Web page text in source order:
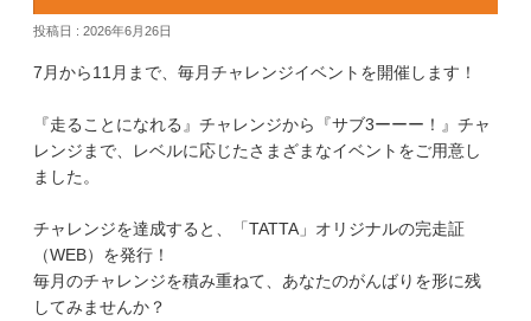
投稿日 : 2026年6月26日
7月から11月まで、毎月チャレンジイベントを開催します！
『走ることになれる』チャレンジから『サブ3ーーー！』チャ
レンジまで、レベルに応じたさまざまなイベントをご用意し
ました。
チャレンジを達成すると、「TATTA」オリジナルの完走証
（WEB）を発行！
毎月のチャレンジを積み重ねて、あなたのがんばりを形に残
してみませんか？